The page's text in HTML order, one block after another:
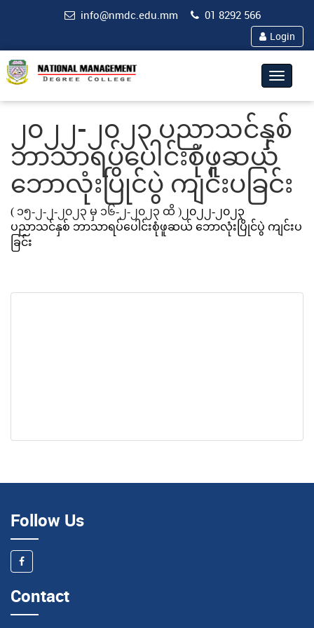
info@nmdc.edu.mm 01 8292 566
Login
Toggle
၂၀၂၂-၂၀၂၃ ပညာသင်နှစ်
ဘာသာရပ်ပေါင်းစုံဖူဆယ်
ဘောလုံးပြိုင်ပွဲ ကျင်းပခြင်း
( ၁၅-၂-၂-၂၀၂၃ မှ ၁၆-၂-၂၀၂၃ ထိ ) ၂၀၂၂-၂၀၂၃
ပညာသင်နှစ် ဘာသာရပ်ပေါင်းစုံဖူဆယ် ဘောလုံးပြိုင်ပွဲ ကျင်းပ
ခြင်း
Follow Us
Contact